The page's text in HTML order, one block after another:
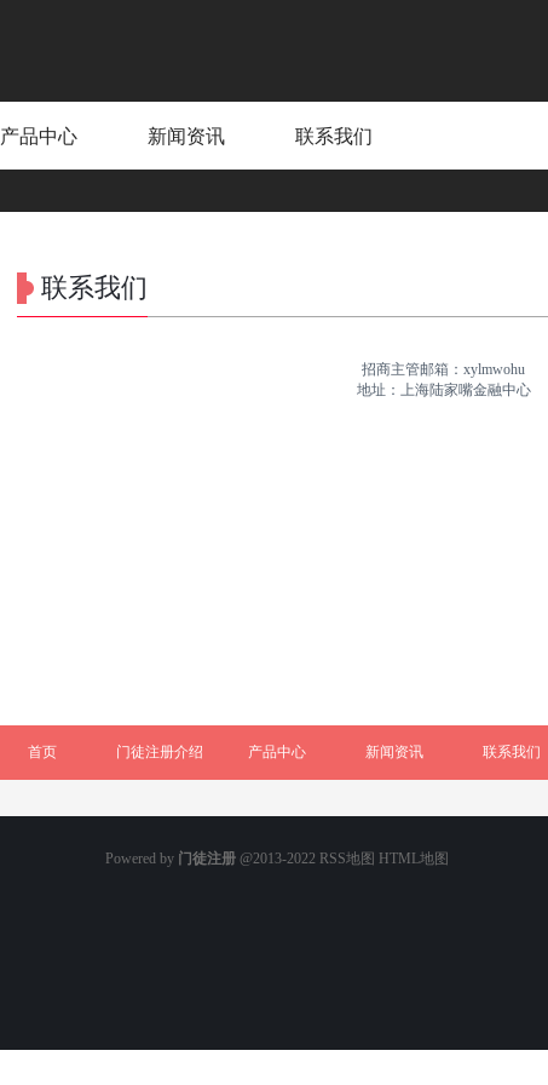
产品中心 新闻资讯 联系我们
联系我们
招商主管邮箱：xylmwohu
地址：上海陆家嘴金融中心
首页 门徒注册介绍 产品中心 新闻资讯 联系我们
Powered by 门徒注册 @2013-2022 RSS地图 HTML地图